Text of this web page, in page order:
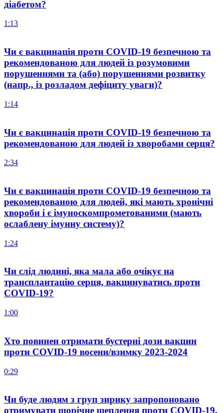
діабетом?
1:13
Чи є вакцинація проти COVID-19 безпечною та
рекомендованою для людей із розумовими
порушеннями та (або) порушеннями розвитку
(напр., із розладом дефіциту уваги)?
1:14
Чи є вакцинація проти COVID-19 безпечною та
рекомендованою для людей із хворобами серця?
2:34
Чи є вакцинація проти COVID-19 безпечною та
рекомендованою для людей, які мають хронічні
хвороби і є імуноскомпрометованими (мають
ослаблену імунну систему)?
1:24
Чи слід людині, яка мала або очікує на
трансплантацію серця, вакцинуватись проти
COVID-19?
1:00
Хто повинен отримати бустерні дози вакцин
проти COVID-19 восени/взимку 2023-2024
0:29
Чи буде людям з груп зирику запропоновано
отримувати щорічне щеплення проти COVID-19,